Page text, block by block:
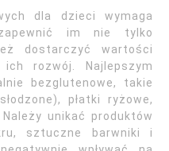
dla dzieci wymaga
im nie tylko
dostarczyć wartości
ich rozwój. Najlepszym
bezglutenowe, takie
płatki ryżowe,
unikać produktów
sztuczne barwniki i